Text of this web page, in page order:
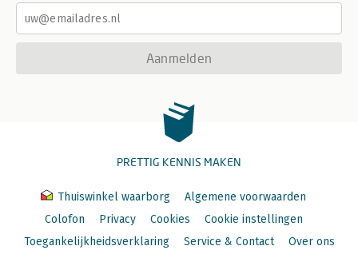
Aanmelden
PRETTIG KENNIS MAKEN
Thuiswinkel waarborg
Algemene voorwaarden
Colofon
Privacy Cookies
Cookie instellingen
Toegankelijkheidsverklaring
Service & Contact Over ons